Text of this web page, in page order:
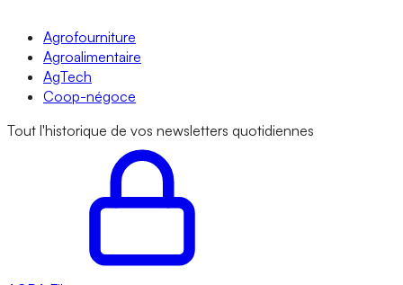
Agrofourniture
Agroalimentaire
AgTech
Coop-négoce
Tout l'historique de vos newsletters quotidiennes